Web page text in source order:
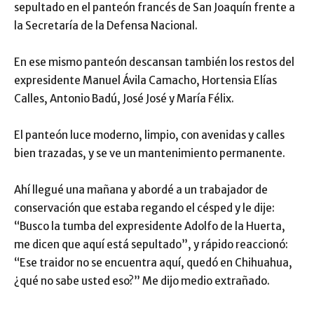
sepultado en el panteón francés de San Joaquín frente a
la Secretaría de la Defensa Nacional.
En ese mismo panteón descansan también los restos del
expresidente Manuel Ávila Camacho, Hortensia Elías
Calles, Antonio Badú, José José y María Félix.
El panteón luce moderno, limpio, con avenidas y calles
bien trazadas, y se ve un mantenimiento permanente.
Ahí llegué una mañana y abordé a un trabajador de
conservación que estaba regando el césped y le dije:
“Busco la tumba del expresidente Adolfo de la Huerta,
me dicen que aquí está sepultado”, y rápido reaccionó:
“Ese traidor no se encuentra aquí, quedó en Chihuahua,
¿qué no sabe usted eso?” Me dijo medio extrañado.